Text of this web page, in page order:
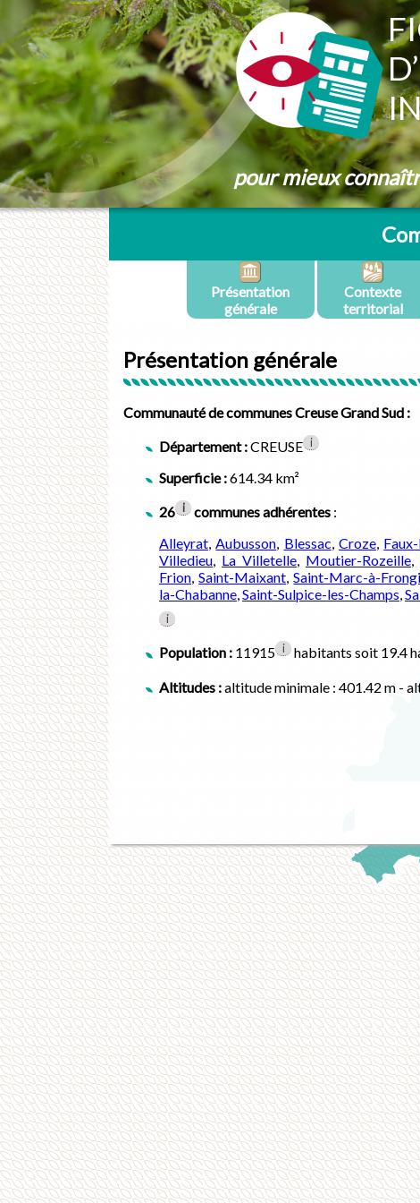
pour mieux
Présentation
générale
Contexte
territorial
Présentation générale
Communauté de communes Creuse Grand Sud :
Département :CREUSE i
Superficie :614.34 km²
26 i communes adhérentes :
Alleyrat,Aubusson, Blessac, Croze,
Villedieu, La Villetelle, Moutier-Rozeille,
Frion,Saint-Maixant,Saint-Marc-à-
la-Chabanne,Saint-Sulpice-les-Champs,
i
Population : 11915 i habitants soit 19.4
Altitudes :altitude minimale : 401.42 m -
Panneau de gestion des cookies